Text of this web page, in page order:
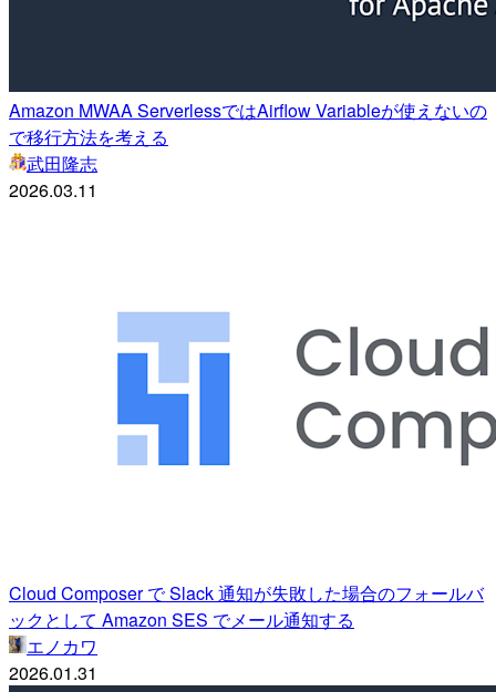
Amazon MWAA ServerlessではAirflow Variableが使えないの
で移行方法を考える
武田隆志
2026.03.11
Cloud Composer で Slack 通知が失敗した場合のフォールバ
ックとして Amazon SES でメール通知する
エノカワ
2026.01.31